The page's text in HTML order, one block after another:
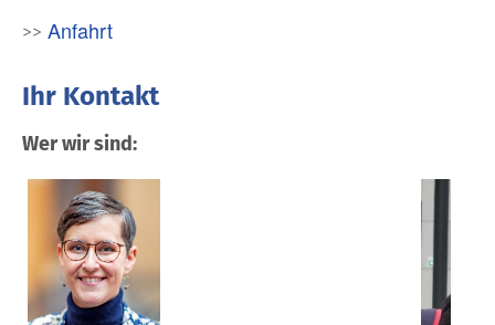
>> Anfahrt
Ihr Kontakt
Wer wir sind: